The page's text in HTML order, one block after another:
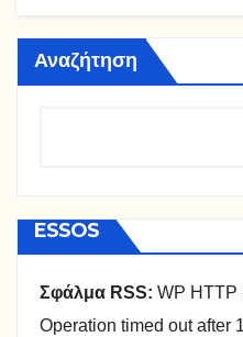
Αναζήτηση
ESSOS
Σφάλμα RSS: WP HTTP
Operation timed out after